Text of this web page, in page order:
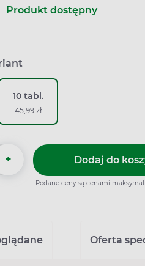
Produkt dostępny
10 tabl.
45,99 zł
+ Dodaj do
Podane ceny są cenami
Oferta